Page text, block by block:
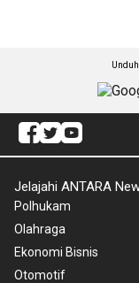
Jelajahi ANTARA
Polhukam
Olahraga
Ekonomi Bisnis
Otomotif